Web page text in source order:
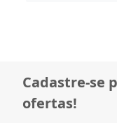
Cadastre-se
ofertas!